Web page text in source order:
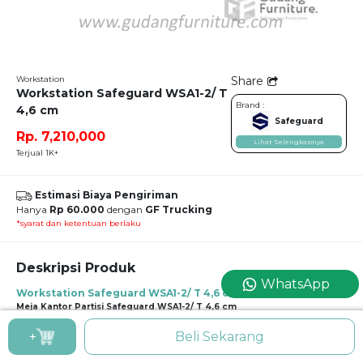
Workstation
Workstation Safeguard WSA1-2/ T
4,6 cm
Rp. 7,210,000
Terjual 1K+
Share
Brand :
Safeguard
Lihat Selengkapnya
Estimasi Biaya Pengiriman
Hanya Rp 60.000 dengan GF Trucking
*syarat dan ketentuan berlaku
Deskripsi Produk
Workstation Safeguard WSA1-2/ T 4,6 cm
Meja Kantor Partisi Safeguard WSA1-2/ T 4,6 cm
Penggunaan pemakaian material fabric ke dalam sebuah ruangan kantor
menghadirkan kesan hangat, akrab, namun tetap tak menghilangkan nuansa
formal yang terlihat di dalamnya, seperti pada area workstation untuk 2 orang
+ Beli Sekarang
WhatsApp